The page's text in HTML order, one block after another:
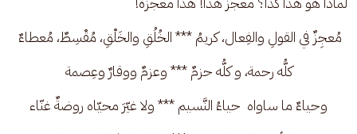
مُعجِزٌ في القولِ والفِعال، كريمُ *** الخُلُقِ والخَلْقِ، مُقْسِطٌ، مُعطاءٌ
كلُّه رحمة، و كلُّه حزمٌ *** وعزمٌ ووقارٌ وعِصمة
وحياءٌ ما ساواه  حياءُ النَّسيم *** ولا غيّرَ محيّاه روضةٌ غنّاء